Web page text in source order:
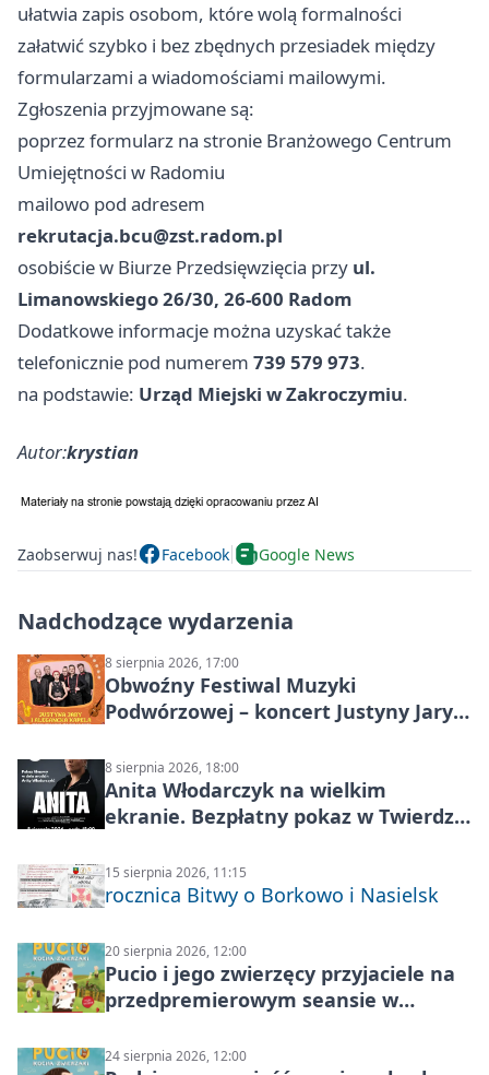
ułatwia zapis osobom, które wolą formalności
załatwić szybko i bez zbędnych przesiadek między
formularzami a wiadomościami mailowymi.
Zgłoszenia przyjmowane są:
poprzez formularz na stronie Branżowego Centrum
Umiejętności w Radomiu
mailowo pod adresem
rekrutacja.bcu@zst.radom.pl
osobiście w Biurze Przedsięwzięcia przy ul.
Limanowskiego 26/30, 26-600 Radom
Dodatkowe informacje można uzyskać także
telefonicznie pod numerem 739 579 973.
na podstawie: Urząd Miejski w Zakroczymiu.
Autor:krystian
Zaobserwuj nas! Facebook Google News
Nadchodzące wydarzenia
8 sierpnia 2026, 17:00
Obwoźny Festiwal Muzyki
Podwórzowej – koncert Justyny Jary i
8 sierpnia 2026, 18:00
Anita Włodarczyk na wielkim
ekranie. Bezpłatny pokaz w Twierdzy
15 sierpnia 2026, 11:15
rocznica Bitwy o Borkowo i Nasielsk
20 sierpnia 2026, 12:00
Pucio i jego zwierzęcy przyjaciele na
przedpremierowym seansie w
24 sierpnia 2026, 12:00